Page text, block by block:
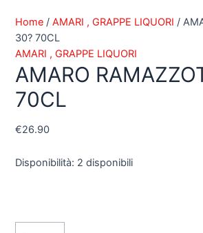
Home /AMARI , GRAPPE LIQUORI /
30? 70CL
AMARI , GRAPPE LIQUORI
AMARO
70CL
€26.90
Disponibilità: 2 disponibili